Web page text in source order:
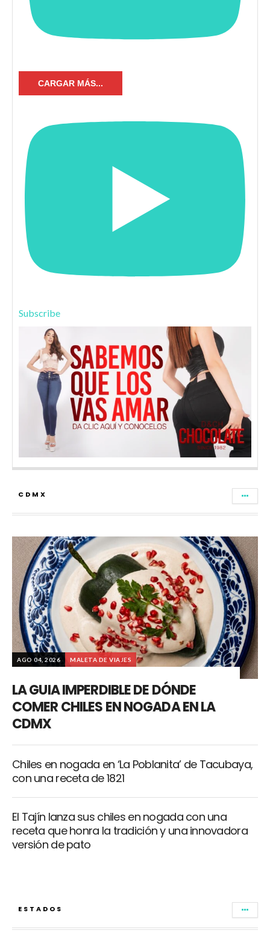
CARGAR MÁS...
Subscribe
CDMX
AGO 04, 2026 MALETA DE VIAJES
LA GUIA IMPERDIBLE DE DÓNDE
COMER CHILES EN NOGADA EN LA
CDMX
Chiles en nogada en ‘La Poblanita’ de Tacubaya,
con una receta de 1821
El Tajín lanza sus chiles en nogada con una
receta que honra la tradición y una innovadora
versión de pato
ESTADOS